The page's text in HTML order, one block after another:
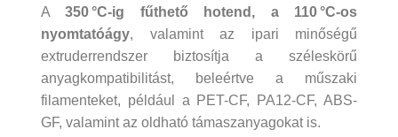
A350 °C-ig fűthető hotend, a 110 °C-os
nyomtatóágy, valamint az ipari minőségű
extruderrendszer biztosítja a széleskörű
anyagkompatibilitást, beleértve a műszaki
filamenteket, például a PET-CF, PA12-CF, ABS-
GF, valamint az oldható támaszanyagokat is.